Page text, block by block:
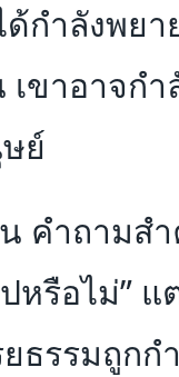
กำลังพย
ขาอาจก
ย์
คำถามส
หรือไม่”
ธรรมถูก